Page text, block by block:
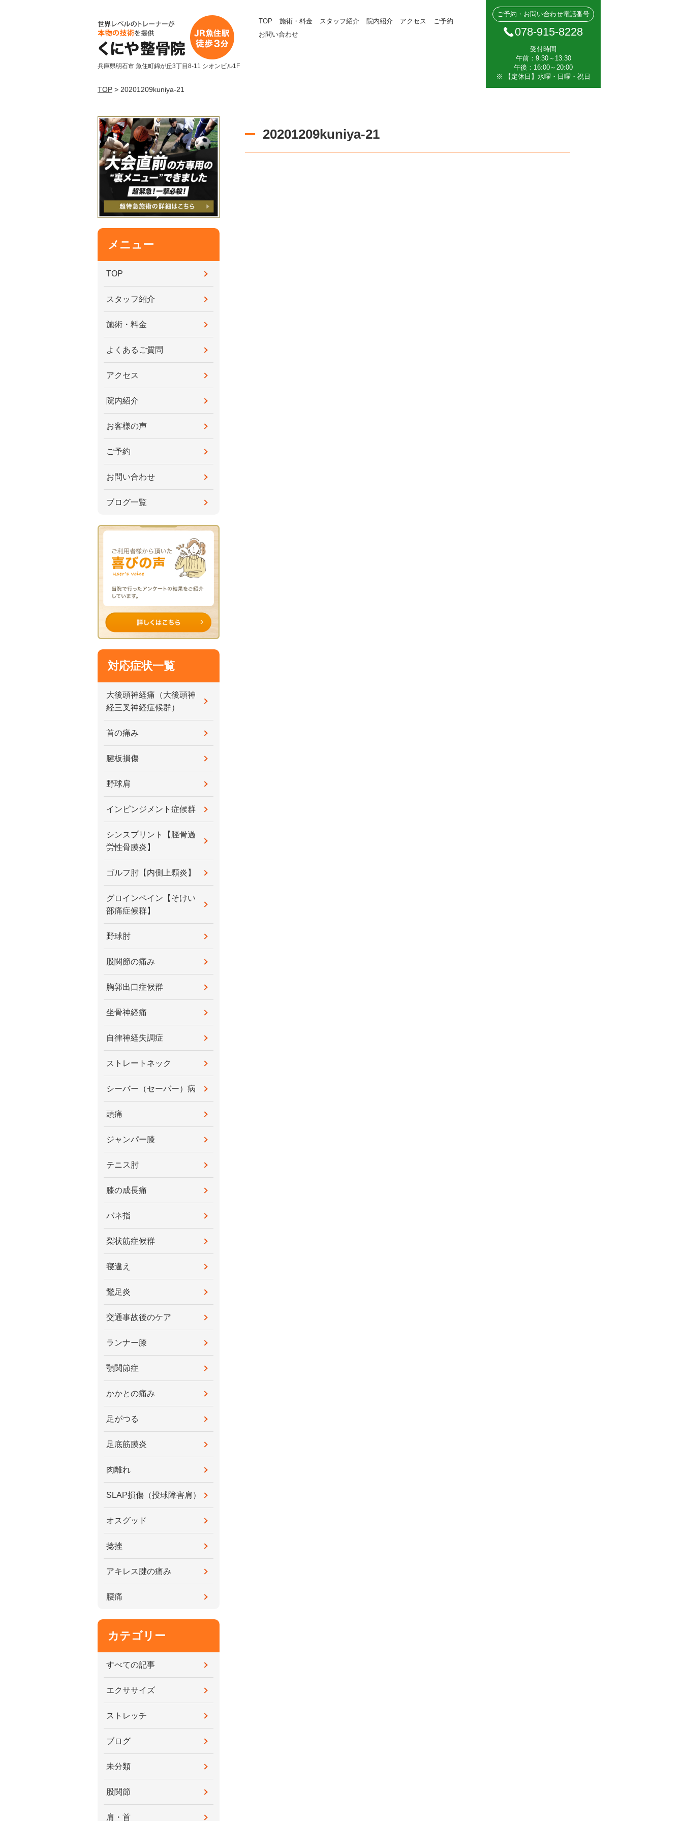
兵庫県明石市 魚住町錦が丘3丁目8-11 シオンビル1F
TOP 施術・料金 スタッフ紹介 院内紹介 アクセス
ご予約
お問い合わせ
ご予約・お問い合わせ電話番号
078-915-8228
受付時間
午前：9:30～13:30
午後：16:00～20:00
※ 【定休日】水曜・日曜・祝日
TOP > 20201209kuniya-21
20201209kuniya-21
メニュー
TOP
スタッフ紹介
施術・料金
よくあるご質問
アクセス
院内紹介
お客様の声
ご予約
お問い合わせ
ブログ一覧
対応症状一覧
大後頭神経痛（大後頭神
経三叉神経症候群）
首の痛み
腱板損傷
野球肩
インピンジメント症候群
シンスプリント【脛骨過
労性骨膜炎】
ゴルフ肘【内側上顆炎】
グロインペイン【そけい
部痛症候群】
野球肘
股関節の痛み
胸郭出口症候群
坐骨神経痛
自律神経失調症
ストレートネック
シーバー（セーバー）病
頭痛
ジャンパー膝
テニス肘
膝の成長痛
バネ指
梨状筋症候群
寝違え
鵞足炎
交通事故後のケア
ランナー膝
顎関節症
かかとの痛み
足がつる
足底筋膜炎
肉離れ
SLAP損傷（投球障害肩）
オスグッド
捻挫
アキレス腱の痛み
腰痛
カテゴリー
すべての記事
エクササイズ
ストレッチ
ブログ
未分類
股関節
肩・首